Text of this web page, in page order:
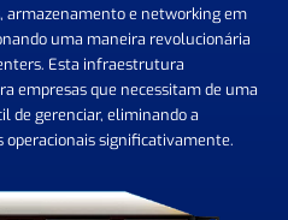
armazenamento e networking em
uma maneira revolucionária
Esta infraestrutura
empresas que necessitam de uma
de gerenciar, eliminando a
operacionais significativamente.